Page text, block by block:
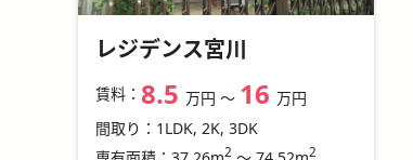
レジデンス宮川
賃料： 8.5 万円 〜 16 万円
間取り： 1LDK, 2K, 3DK
2 2